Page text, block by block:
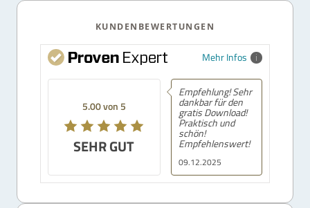
KUNDENBEWERTUNGEN
Mehr Infos
5.00 von 5
SEHR GUT
09.12.2025
Empfehlung! Sehr
dankbar für den
gratis Download!
Praktisch und
schön!
Empfehlenswert!